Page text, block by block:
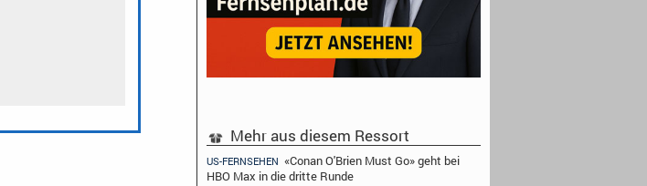
Mehr aus diesem Ressort
US-FERNSEHEN «Conan O'Brien Must Go» geht bei
HBO Max in die dritte Runde